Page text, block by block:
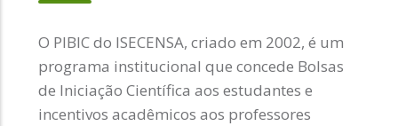
O PIBIC do ISECENSA, criado em 2002, é um
programa institucional que concede Bolsas
de Iniciação Científica aos estudantes e
incentivos acadêmicos aos professores